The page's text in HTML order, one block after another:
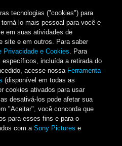
tecnologias ("cookies") para
lo mais pessoal para você e
em suas atividades de
site e em outros. Para saber
Privacidade e Cookies. Para
incluída a retirada do
acesse nossa Ferramenta
(disponível em todas as
cookies ativados para usar
desativá-los pode afetar sua
"Aceitar", você concorda que
para esses fins e para o
com aSony Pictures e